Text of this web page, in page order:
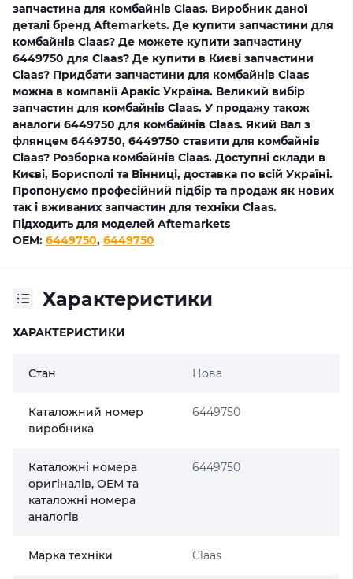
запчастина для комбайнів Claas. Виробник даної
деталі бренд Aftemarkets. Де купити запчастини для
комбайнів Claas? Де можете купити запчастину
6449750 для Claas? Де купити в Києві запчастини
Claas? Придбати запчастини для комбайнів Claas
можна в компанії Аракіс Україна. Великий вибір
запчастин для комбайнів Claas. У продажу також
аналоги 6449750 для комбайнів Claas. Який Вал з
флянцем 6449750, 6449750 ставити для комбайнів
Claas? Розборка комбайнів Claas. Доступні склади в
Києві, Борисполі та Вінниці, доставка по всій Україні.
Пропонуємо професійний підбір та продаж як нових
так і вживаних запчастин для техніки Claas.
Підходить для моделей Aftemarkets
OEM: 6449750, 6449750
Характеристики
ХАРАКТЕРИСТИКИ
Стан Нова
Каталожний номер
виробника
6449750
Каталожні номера
оригіналів, OEM та
каталожні номера
аналогів
6449750
Марка техніки Claas